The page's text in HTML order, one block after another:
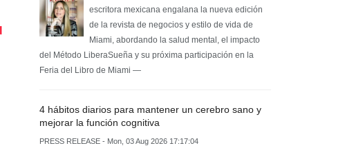
escritora mexicana engalana la nueva edición
de la revista de negocios y estilo de vida de
Miami, abordando la salud mental, el impacto
del Método LiberaSueña y su próxima participación en la
Feria del Libro de Miami —
4 hábitos diarios para mantener un cerebro sano y
mejorar la función cognitiva
PRESS RELEASE - Mon, 03 Aug 2026 17:17:04